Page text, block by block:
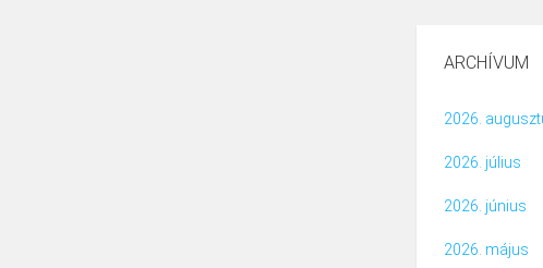
ARCHÍVUM
2026.
2026. július
2026. június
2026. május